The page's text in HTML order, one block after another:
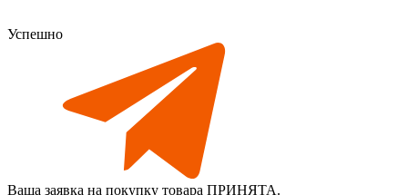
Успешно
Ваша заявка на покупку товара ПРИНЯТА.